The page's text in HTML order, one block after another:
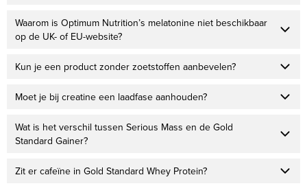
Waarom is Optimum Nutrition’s melatonine niet beschikbaar
op de UK- of EU-website?
Kun je een product zonder zoetstoffen aanbevelen?
Moet je bij creatine een laadfase aanhouden?
Wat is het verschil tussen Serious Mass en de Gold
Standard Gainer?
Zit er cafeïne in Gold Standard Whey Protein?